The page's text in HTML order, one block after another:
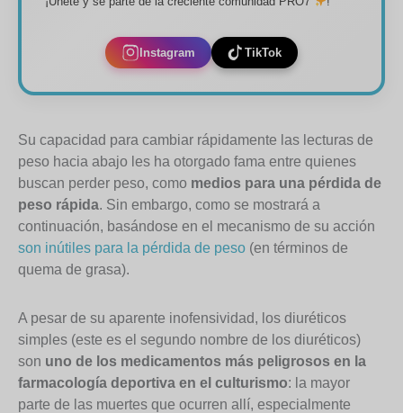
Instagram TikTok
Su capacidad para cambiar rápidamente las lecturas de
peso hacia abajo les ha otorgado fama entre quienes
buscan perder peso, como medios para una pérdida de
peso rápida. Sin embargo, como se mostrará a
continuación, basándose en el mecanismo de su acción
son inútiles para la pérdida de peso (en términos de
quema de grasa).
A pesar de su aparente inofensividad, los diuréticos
simples (este es el segundo nombre de los diuréticos)
son uno de los medicamentos más peligrosos en la
farmacología deportiva en el culturismo: la mayor
parte de las muertes que ocurren allí, especialmente